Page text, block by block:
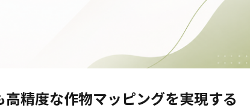
精度な作物マッピングを実現する